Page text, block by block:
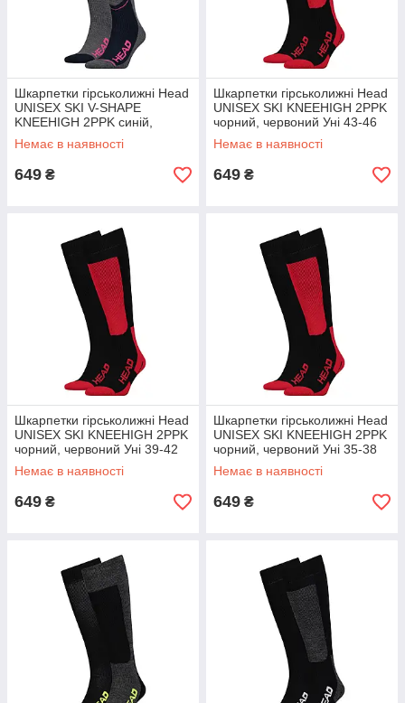
Шкарпетки гірськолижні Head
UNISEX SKI V-SHAPE
KNEEHIGH 2PPK синій,
рожевий Уні 39-42
Немає в наявності
649 ₴
Шкарпетки гірськолижні Head
UNISEX SKI KNEEHIGH 2PPK
чорний, червоний Уні 43-46
Немає в наявності
649 ₴
Шкарпетки гірськолижні Head
UNISEX SKI KNEEHIGH 2PPK
чорний, червоний Уні 39-42
Немає в наявності
649 ₴
Шкарпетки гірськолижні Head
UNISEX SKI KNEEHIGH 2PPK
чорний, червоний Уні 35-38
Немає в наявності
649 ₴